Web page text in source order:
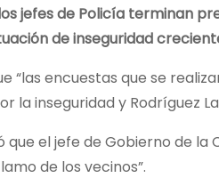
jefes de Policía terminan
de inseguridad
“las encuestas que se
la inseguridad y Rodríguez
que el jefe de Gobierno de la
de los vecinos”.